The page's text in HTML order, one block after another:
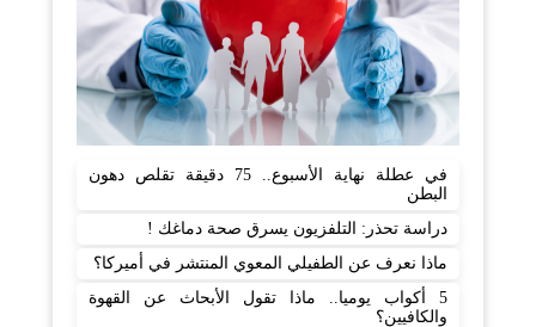
في عطلة نهاية الأسبوع.. 75 دقيقة تقلص دهون
البطن
دراسة تحذر: التلفزيون يسرق صحة دماغك !
ماذا نعرف عن الطفيلي المعوي المنتشر في أميركا؟
5 أكواب يوميا.. ماذا تقول الأبحاث عن القهوة
والكافيين؟